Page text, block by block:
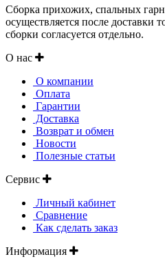
Сборка прихожих, спальных
осуществляется после доставки
сборки согласуется отдельно.
О нас
О компании
Оплата
Гарантии
Доставка
Возврат и обмен
Новости
Полезные статьи
Сервис
Личный кабинет
Сравнение
Как сделать заказ
Информация